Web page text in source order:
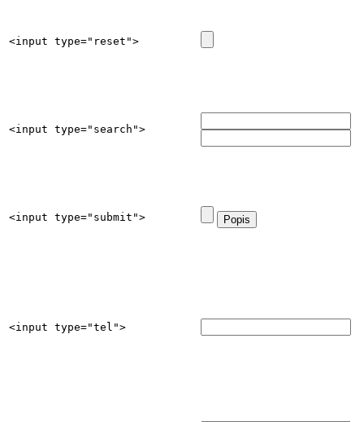
<input type="reset">
<input type="search">
<input type="submit">
<input type="tel">